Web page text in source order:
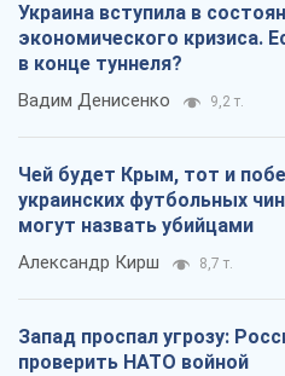
Украина вступила в
экономического кризиса.
в конце туннеля?
Вадим Денисенко 9,2 т.
Чей будет Крым, тот и
украинских футбольных
могут назвать убийцами
Александр Кирш 8,7 т.
Запад проспал угрозу:
проверить НАТО войной